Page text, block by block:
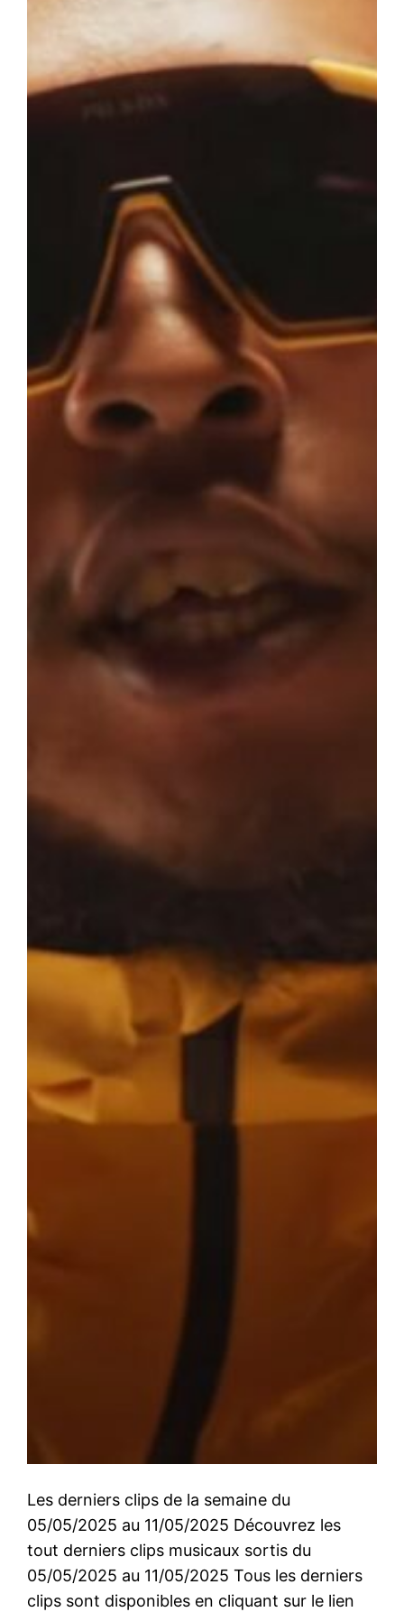
Les derniers clips de la semaine du
05/05/2025 au 11/05/2025 Découvrez les
tout derniers clips musicaux sortis du
05/05/2025 au 11/05/2025 Tous les derniers
clips sont disponibles en cliquant sur le lien